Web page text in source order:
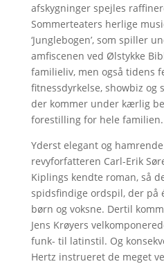
afskygninger spejles
Sommerteaters herlige
‘Junglebogen’, som spiller
amfiscenen ved Ølstykke
familieliv, men også tidens
fitnessdyrkelse, showbiz og
der kommer under kærlig
forestilling for hele familien.
Yderst elegant og
revyforfatteren Carl-Erik
Kiplings kendte roman, så
spidsfindige ordspil, der på
børn og voksne. Dertil
Jens Krøyers
funk- til latinstil. Og
Hertz instrueret de meget